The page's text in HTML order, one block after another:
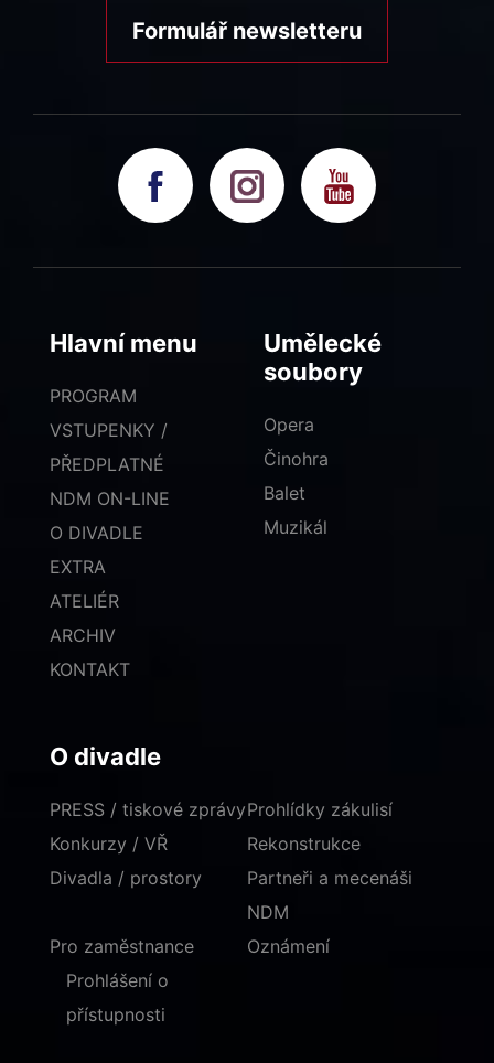
Formulář newsletteru
Hlavní menu
PROGRAM
VSTUPENKY /
PŘEDPLATNÉ
NDM ON-LINE
O DIVADLE
EXTRA
ATELIÉR
ARCHIV
KONTAKT
Umělecké
soubory
Opera
Činohra
Balet
Muzikál
O divadle
PRESS / tiskové zprávy
Konkurzy / VŘ
Divadla / prostory
Prohlídky zákulisí
Rekonstrukce
Partneři a mecenáši
NDM
Pro zaměstnance
Oznámení
Prohlášení o
přístupnosti